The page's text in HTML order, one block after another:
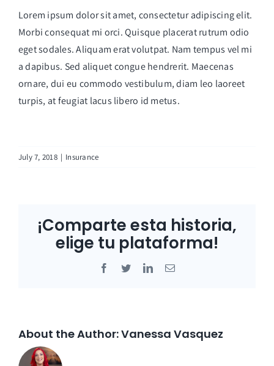
Lorem ipsum dolor sit amet, consectetur adipiscing elit.
Morbi consequat mi orci. Quisque placerat rutrum odio
eget sodales. Aliquam erat volutpat. Nam tempus vel mi
a dapibus. Sed aliquet congue hendrerit. Maecenas
ornare, dui eu commodo vestibulum, diam leo laoreet
turpis, at feugiat lacus libero id metus.
July 7, 2018 | Insurance
¡Comparte esta historia,
elige tu plataforma!
Facebook
TwitterLinkedInEmail
About the Author:Vanessa Vasquez